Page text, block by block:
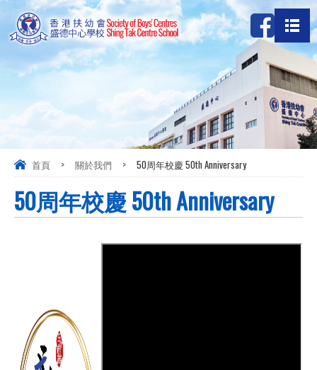
首頁 > 關於我們 > 50周年校慶 50th Anniversary
50周年校慶 50th Anniversary